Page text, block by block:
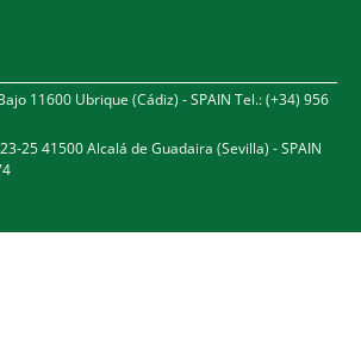
11600 Ubrique (Cádiz) - SPAIN Tel.: (+34) 956
25 41500 Alcalá de Guadaira (Sevilla) - SPAIN